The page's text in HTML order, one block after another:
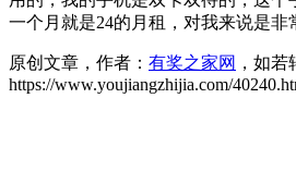
一个月就是24的月租，对我来说是非
原创文章，作者： 有奖之家网 ，如
https://www.youjiangzhijia.com/